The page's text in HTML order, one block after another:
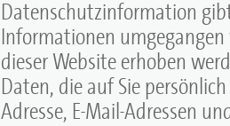
Datenschutzinformation
Informationen
dieser Website erhoben
Daten, die auf Sie
Adresse, E-Mail-Adressen